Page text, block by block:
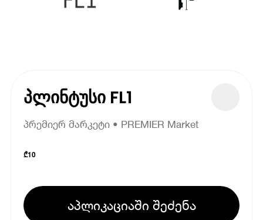
პლინტუსი FL1
პრემიერ მარკეტი • PREMIER Market
₾10
აპლიკაციაში შეძენა